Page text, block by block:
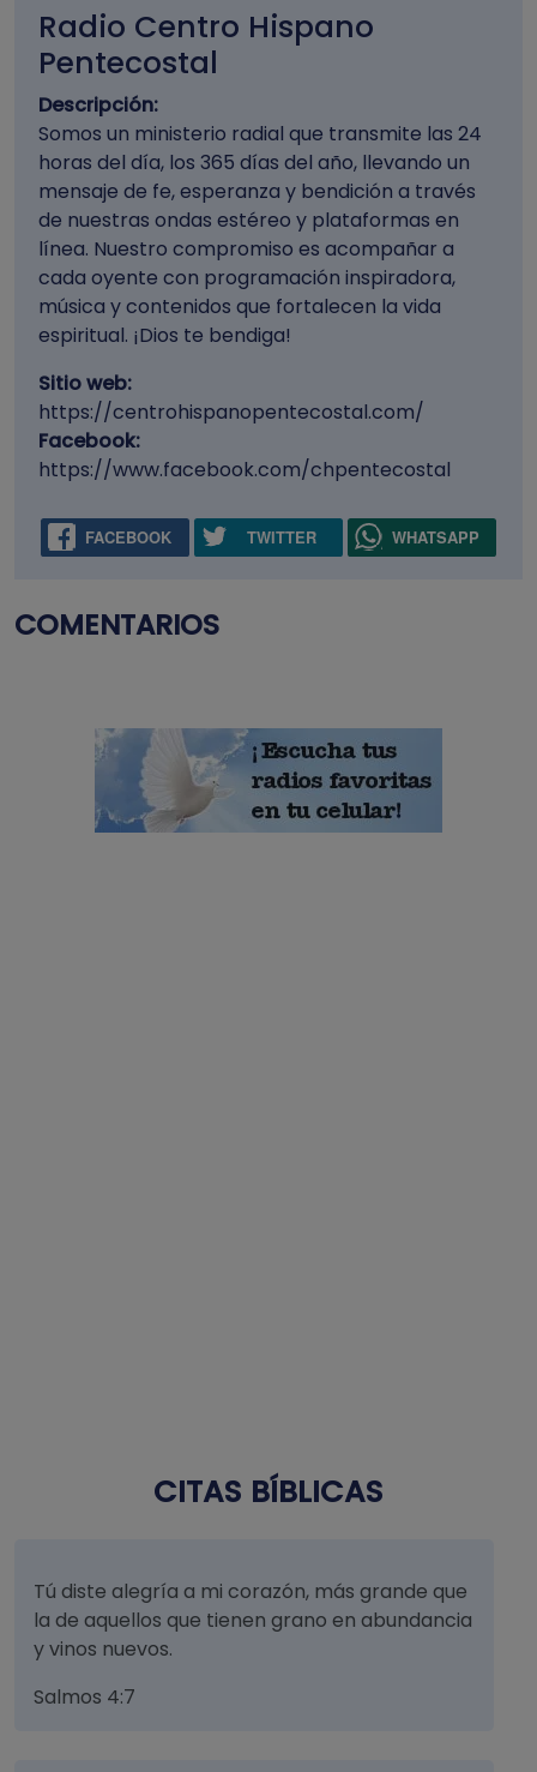
Radio Centro Hispano
Pentecostal
Descripción:
Somos un ministerio radial que transmite las 24
horas del día, los 365 días del año, llevando un
mensaje de fe, esperanza y bendición a través
de nuestras ondas estéreo y plataformas en
línea. Nuestro compromiso es acompañar a
cada oyente con programación inspiradora,
música y contenidos que fortalecen la vida
espiritual. ¡Dios te bendiga!
Sitio web:
https://centrohispanopentecostal.com/
Facebook:
https://www.facebook.com/chpentecostal
FACEBOOK TWITTER WHATSAPP
COMENTARIOS
CITAS BÍBLICAS
Tú diste alegría a mi corazón, más grande que
la de aquellos que tienen grano en abundancia
y vinos nuevos.
Salmos 4:7